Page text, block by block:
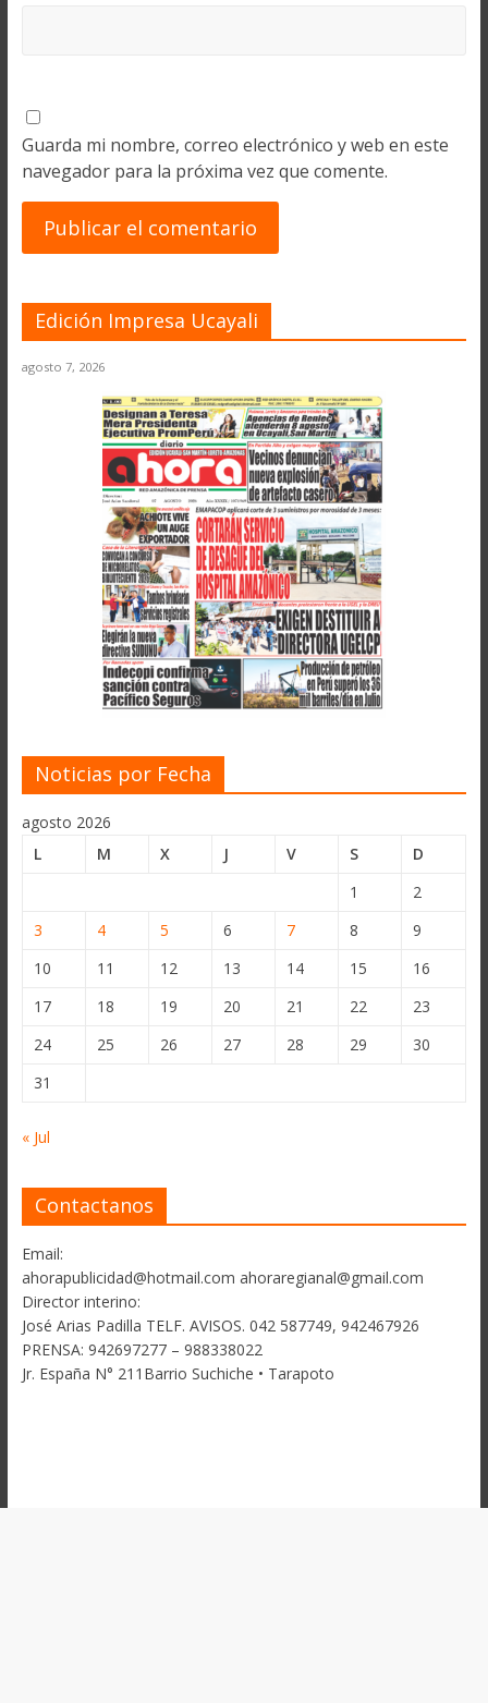
Guarda mi nombre, correo electrónico y web en este
navegador para la próxima vez que comente.
Edición Impresa Ucayali
agosto 7, 2026
Noticias por Fecha
agosto 2026
L
M X J V S
D
1
2
3
4 5 6 7 8
9
10
11 12 13 14 15
16
17
18 19 20 21 22
23
24
25 26 27 28 29
30
31
« Jul
Contactanos
Email:
ahorapublicidad@hotmail.com ahoraregianal@gmail.com
Director interino:
José Arias Padilla TELF. AVISOS. 042 587749, 942467926
PRENSA: 942697277 – 988338022
Jr. España N° 211Barrio Suchiche • Tarapoto